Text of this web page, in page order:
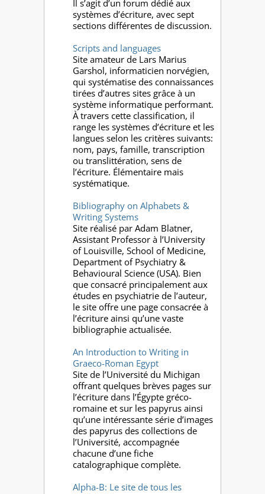
Il s’agit d’un forum dédié aux
systèmes d’écriture, avec sept
sections différentes de discussion.
Scripts and languages
Site amateur de Lars Marius
Garshol, informaticien norvégien,
qui systématise des connaissances
tirées d’autres sites grâce à un
système informatique performant.
À travers cette classification, il
range les systèmes d’écriture et les
langues selon les critères suivants:
nom, pays, famille, transcription
ou translittération, sens de
l’écriture. Élémentaire mais
systématique.
Bibliography on Alphabets &
Writing Systems
Site réalisé par Adam Blatner,
Assistant Professor à l’University
of Louisville, School of Medicine,
Department of Psychiatry &
Behavioural Science (USA). Bien
que consacré principalement aux
études en psychiatrie de l’auteur,
le site offre une page consacrée à
l’écriture ainsi qu’une vaste
bibliographie actualisée.
An Introduction to Writing in
Graeco-Roman Egypt
Site de l’Université du Michigan
offrant quelques brèves pages sur
l’écriture dans l’Égypte gréco-
romaine et sur les papyrus ainsi
qu’une intéressante série d’images
des papyrus des collections de
l’Université, accompagnée
chacune d’une fiche
catalographique complète.
Alpha-B: Le site de tous les